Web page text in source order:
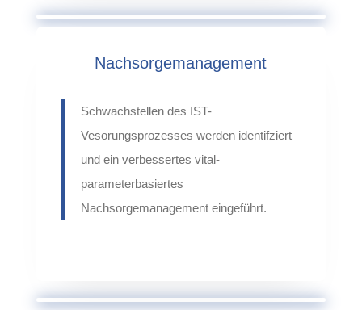
Nachsorgemanagement
Schwachstellen des IST-
Vesorungsprozesses werden identifziert
und ein verbessertes vital-
parameterbasiertes
Nachsorgemanagement eingeführt.